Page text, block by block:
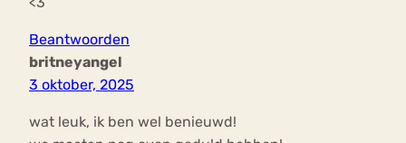
Beantwoorden
britneyangel
3 oktober, 2025
wat leuk, ik ben wel benieuwd!